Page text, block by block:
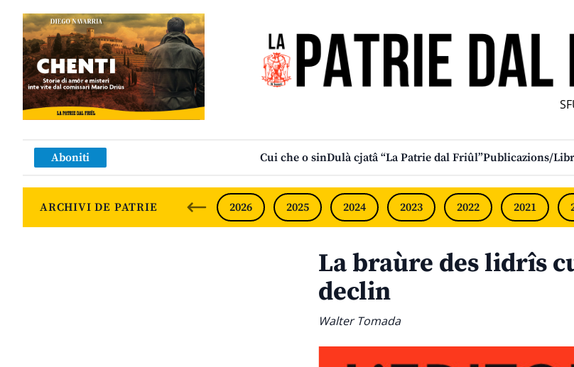
Aboniti Cui che o sinDulà cjatâ “La Patrie dal Friûl”Publicazions/
ARCHIVI DE PATRIE 2026 2025 2024 2023 2022 2021
La braùre des lidrîs
declin
Walter Tomada